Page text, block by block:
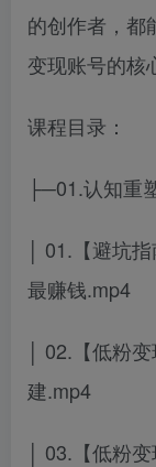
的创作者，都
变现账号的核
课程目录：
├─01.认知重
│ 01.【避坑
最赚钱.mp4
│ 02.【低粉
建.mp4
│ 03.【低粉